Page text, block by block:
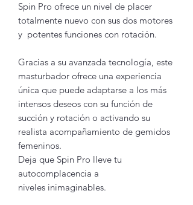
Spin Pro ofrece un nivel de placer
totalmente nuevo con sus dos motores
y potentes funciones con rotación.
Gracias a su avanzada tecnología, este
masturbador ofrece una experiencia
única que puede adaptarse a los más
intensos deseos con su función de
succión y rotación o activando su
realista acompañamiento de gemidos
femeninos.
Deja que Spin Pro lleve tu
autocomplacencia a
niveles inimaginables.